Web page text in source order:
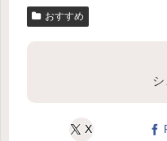
おすすめ
X